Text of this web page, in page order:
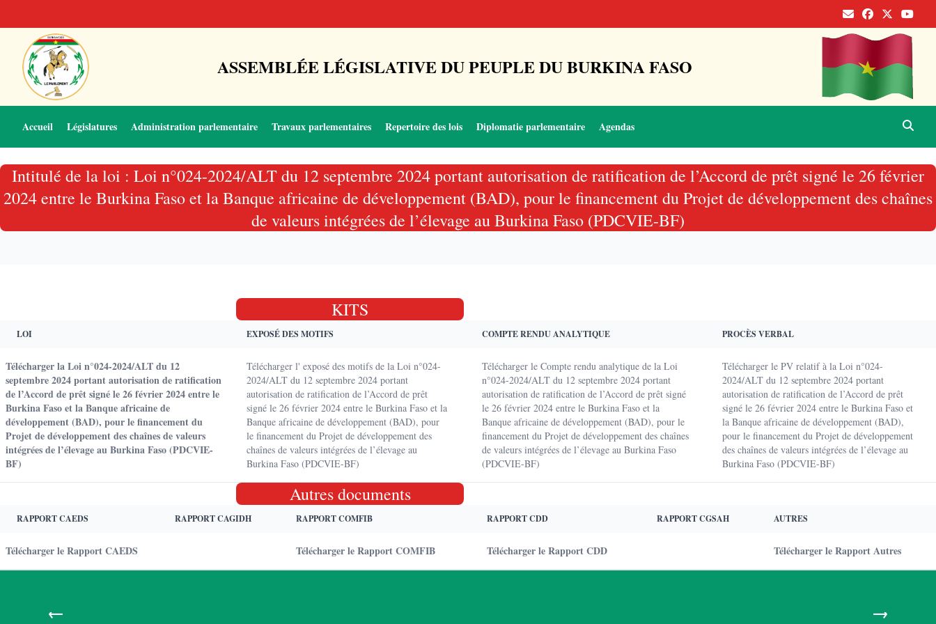
ASSEMBLÉE LÉGISLATIVE DU PEUPLE DU BURKINA FASO
Accueil Législatures Administration parlementaire Travaux parlementaires Repertoire des lois Diplomatie parlementaire Agendas
Intitulé de la loi : Loi n°024-2024/ALT du 12 septembre 2024 portant autorisation de ratification de l’Accord de prêt signé le 26 février
2024 entre le Burkina Faso et la Banque africaine de développement (BAD), pour le financement du Projet de développement des chaînes
de valeurs intégrées de l’élevage au Burkina Faso (PDCVIE-BF)
KITS
LOI EXPOSÉ DES MOTIFS COMPTE RENDU ANALYTIQUE PROCÈS VERBAL
Télécharger la Loi n°024-2024/ALT du 12
septembre 2024 portant autorisation de ratification
de l’Accord de prêt signé le 26 février 2024 entre le
Burkina Faso et la Banque africaine de
développement (BAD), pour le financement du
Projet de développement des chaînes de valeurs
intégrées de l’élevage au Burkina Faso (PDCVIE-
BF)
Télécharger l' exposé des motifs de la Loi n°024-
2024/ALT du 12 septembre 2024 portant
autorisation de ratification de l’Accord de prêt
signé le 26 février 2024 entre le Burkina Faso et la
Banque africaine de développement (BAD), pour
le financement du Projet de développement des
chaînes de valeurs intégrées de l’élevage au
Burkina Faso (PDCVIE-BF)
Télécharger le Compte rendu analytique de la Loi
n°024-2024/ALT du 12 septembre 2024 portant
autorisation de ratification de l’Accord de prêt signé
le 26 février 2024 entre le Burkina Faso et la
Banque africaine de développement (BAD), pour le
financement du Projet de développement des chaînes
de valeurs intégrées de l’élevage au Burkina Faso
(PDCVIE-BF)
Télécharger le PV relatif à la Loi n°024-
2024/ALT du 12 septembre 2024 portant
autorisation de ratification de l’Accord de prêt
signé le 26 février 2024 entre le Burkina Faso et
la Banque africaine de développement (BAD),
pour le financement du Projet de développement
des chaînes de valeurs intégrées de l’élevage au
Burkina Faso (PDCVIE-BF)
Autres documents
RAPPORT CAEDS RAPPORT CAGIDH RAPPORT COMFIB RAPPORT CDD RAPPORT CGSAH AUTRES
Télécharger le Rapport CAEDS Télécharger le Rapport COMFIB Télécharger le Rapport CDD Télécharger le Rapport Autres
← →